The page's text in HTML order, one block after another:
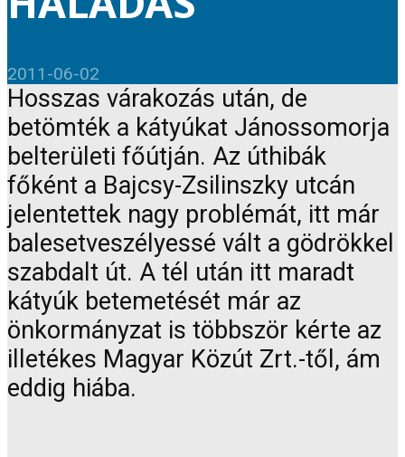
2011-06-02
Hosszas várakozás után, de
betömték a kátyúkat Jánossomorja
belterületi főútján. Az úthibák
főként a Bajcsy-Zsilinszky utcán
jelentettek nagy problémát, itt már
balesetveszélyessé vált a gödrökkel
szabdalt út. A tél után itt maradt
kátyúk betemetését már az
önkormányzat is többször kérte az
illetékes Magyar Közút Zrt.-től, ám
eddig hiába.